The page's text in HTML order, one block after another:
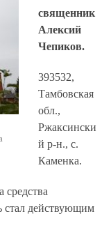
священник
Алексий
Чепиков.
393532,
Тамбовская
обл.,
Ржаксински
й р-н., с.
Каменка.
средства
действующим